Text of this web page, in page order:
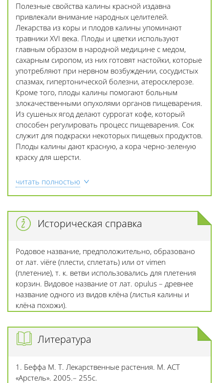
Полезные свойства калины красной издавна
привлекали внимание народных целителей.
Лекарства из коры и плодов калины упоминают
травники XVI века. Плоды и цветки используют
главным образом в народной медицине с медом,
сахарным сиропом, из них готовят настойки, которые
употребляют при нервном возбуждении, сосудистых
спазмах, гипертонической болезни, атеросклерозе.
Кроме того, плоды калины помогают больным
злокачественными опухолями органов пищеварения.
Из сушеных ягод делают суррогат кофе, который
способен регулировать процесс пищеварения. Сок
служит для подкраски некоторых пищевых продуктов.
Плоды калины дают красную, а кора черно-зеленую
краску для шерсти.
читать полностью
Историческая справка
Родовое название, предположительно, образовано
от лат. viёre (плести, сплетать) или от vimen
(плетение), т. к. ветви использовались для плетения
корзин. Видовое название от лат. opulus – древнее
название одного из видов клёна (листья калины и
клёна похожи).
Литература
1. Беффа М. Т. Лекарственные растения. М. АСТ
«Арстель». 2005.– 255с.